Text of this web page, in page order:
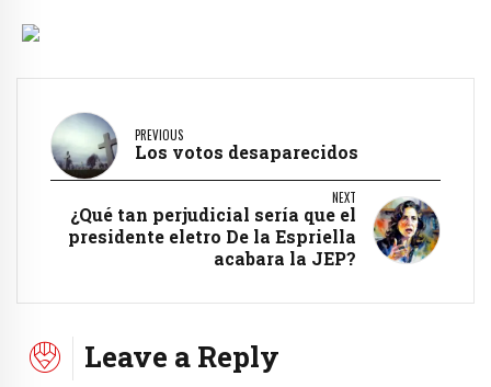
PREVIOUS
Los votos desaparecidos
NEXT
¿Qué tan perjudicial sería que el
presidente eletro De la Espriella
acabara la JEP?
Leave a Reply